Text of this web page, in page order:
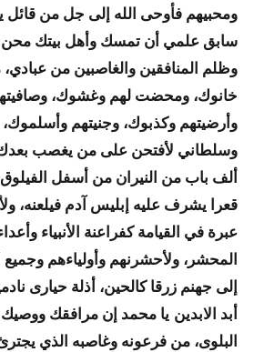
ومحبيهم فأوحى الله إلى جل من قائل
سابق علمي أن تمسك وأهل بيتك محن
وظلم المنافقين والغاصبين من
خانوك، ومحضت لهم وغشوك،
وأرضيتهم وكذبوك، وجنيتهم
وسلطاني لأفتحن على من يغصب
ألف باب من النيران من أسفل الفيلوق
قعرا يشرف عليه إبليس آدم فيلعنه،
عبرة في القيامة كفراعنة الأنبياء
المحشر، ولأحشرنهم وأولياءهم وجميع
إلى جهنم زرقا كالحين، أذلة حيارى
أبد الابدين يا محمد إن مرافقك
البلوى، من فرعونه وغاصبه الذي